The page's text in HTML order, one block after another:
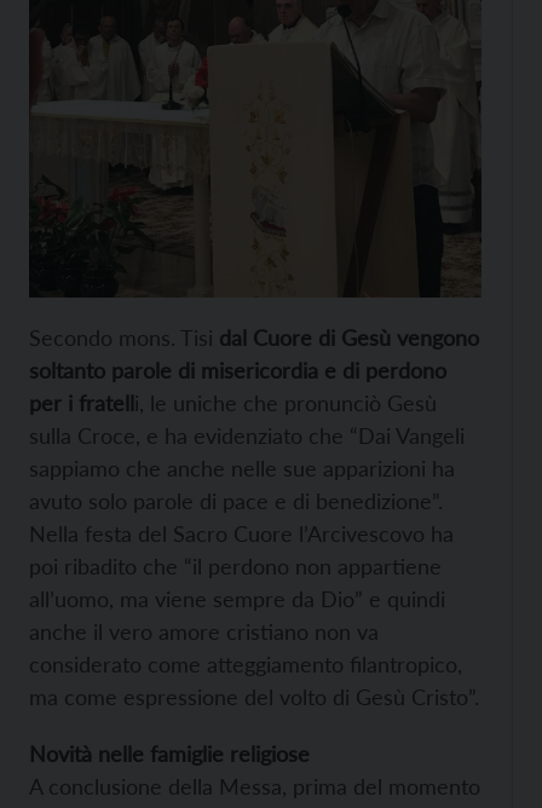
Secondo mons. Tisi dal Cuore di Gesù vengono
soltanto parole di misericordia e di perdono
per i fratelli, le uniche che pronunciò Gesù
sulla Croce, e ha evidenziato che “Dai Vangeli
sappiamo che anche nelle sue apparizioni ha
avuto solo parole di pace e di benedizione”.
Nella festa del Sacro Cuore l’Arcivescovo ha
poi ribadito che “il perdono non appartiene
all’uomo, ma viene sempre da Dio” e quindi
anche il vero amore cristiano non va
considerato come atteggiamento filantropico,
ma come espressione del volto di Gesù Cristo”.
Novità nelle famiglie religiose
A conclusione della Messa, prima del momento